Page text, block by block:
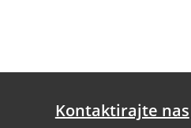
Kontaktirajte nas